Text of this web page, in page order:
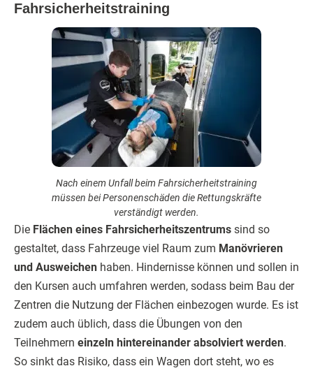
Fahrsicherheitstraining
Nach einem Unfall beim Fahrsicherheitstraining
müssen bei Personenschäden die Rettungskräfte
verständigt werden.
Die Flächen eines Fahrsicherheitszentrums sind so
gestaltet, dass Fahrzeuge viel Raum zum Manövrieren
und Ausweichen haben. Hindernisse können und sollen in
den Kursen auch umfahren werden, sodass beim Bau der
Zentren die Nutzung der Flächen einbezogen wurde. Es ist
zudem auch üblich, dass die Übungen von den
Teilnehmern einzeln hintereinander absolviert werden.
So sinkt das Risiko, dass ein Wagen dort steht, wo es